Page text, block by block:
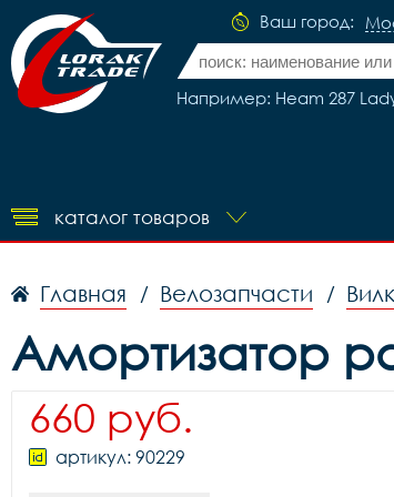
Ваш город:
Например: Heam 287
каталог товаров
Главная / Велозапчасти /
Амортизатор
660 руб.
артикул: 90229